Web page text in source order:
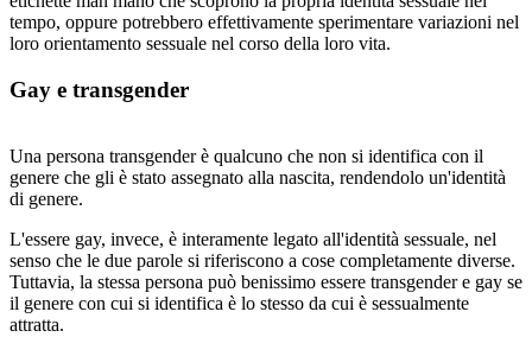
tempo, oppure potrebbero effettivamente sperimentare variazioni nel
loro orientamento sessuale nel corso della loro vita.
Gay e transgender
Una persona transgender è qualcuno che non si identifica con il
genere che gli è stato assegnato alla nascita, rendendolo un'identità
di genere.
L'essere gay, invece, è interamente legato all'identità sessuale, nel
senso che le due parole si riferiscono a cose completamente diverse.
Tuttavia, la stessa persona può benissimo essere transgender e gay se
il genere con cui si identifica è lo stesso da cui è sessualmente
attratta.